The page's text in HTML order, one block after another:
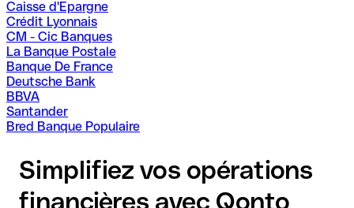
Caisse d'Epargne
Crédit Lyonnais
CM - Cic Banques
La Banque Postale
Banque De France
Deutsche Bank
BBVA
Santander
Bred Banque Populaire
Simplifiez vos opérations
financières avec Qonto